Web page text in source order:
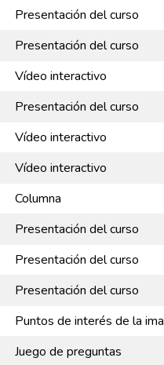
Presentación del curso
Presentación del curso
Vídeo interactivo
Presentación del curso
Vídeo interactivo
Vídeo interactivo
Columna
Presentación del curso
Presentación del curso
Presentación del curso
Puntos de interés de la
Juego de preguntas